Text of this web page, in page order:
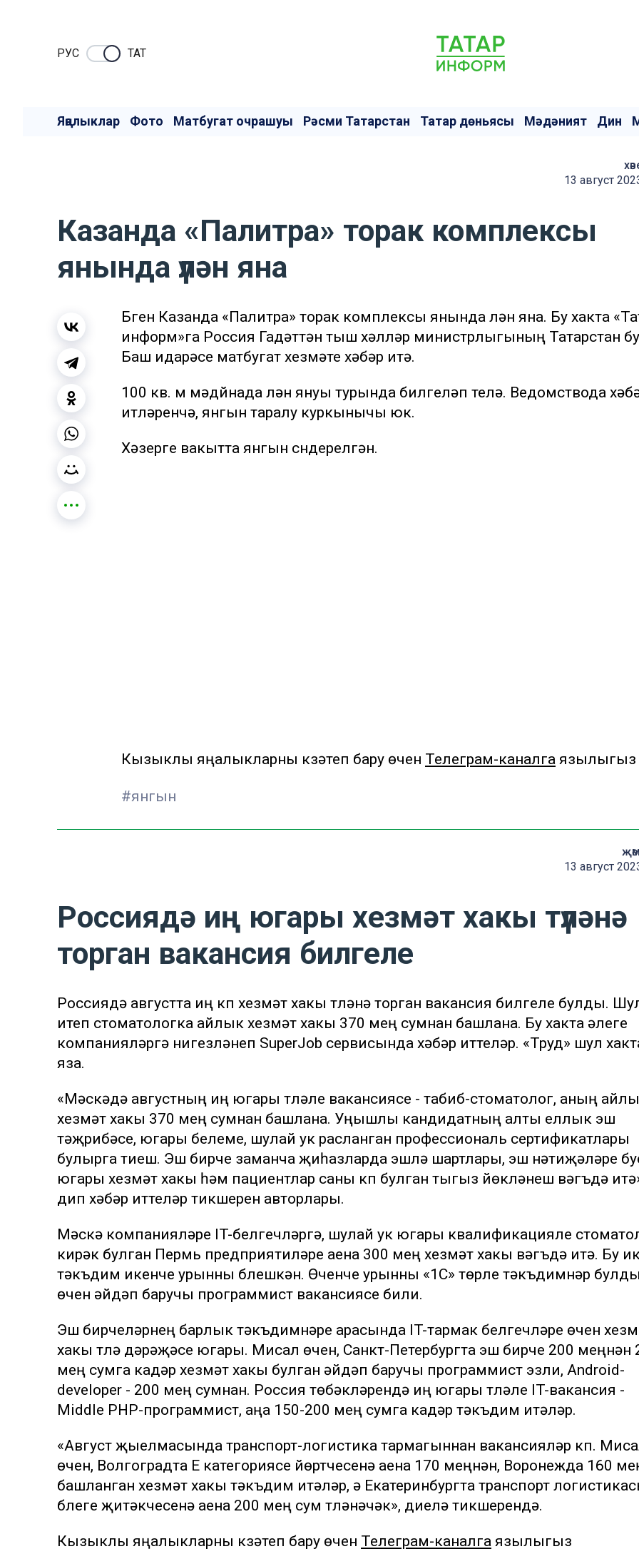
РУC ТАТ
Яңалыклар Фото Матбугат очрашуы Рәсми Татарстан Татар дөньясы Мәдәният Дин
13 август
Казанда «Палитра» торак комплексы
янында үлән яна
Бүген Казанда «Палитра» торак комплексы янында үлән яна. Бу хакта
информ»га Россия Гадәттән тыш хәлләр министрлыгының Татарстан
Баш идарәсе матбугат хезмәте хәбәр итә.
100 кв. м мәдйнада үлән януы турында билгеләп үтелә. Ведомствода
итүләренчә, янгын таралу куркынычы юк.
Хәзерге вакытта янгын сүндерелгән.
Кызыклы яңалыкларны күзәтеп бару өчен Телеграм-каналга язылыгыз
#янгын
13 август
Россиядә иң югары хезмәт хакы түләнә
торган вакансия билгеле
Россиядә августта иң күп хезмәт хакы түләнә торган вакансия билгеле булды.
итеп стоматологка айлык хезмәт хакы 370 мең сумнан башлана. Бу хакта әлеге
компанияләргә нигезләнеп SuperJob сервисында хәбәр иттеләр. «Труд» шул
яза.
«Мәскәүдә августның иң югары түләүле вакансиясе - табиб-стоматолог, аның
хезмәт хакы 370 мең сумнан башлана. Уңышлы кандидатның алты еллык эш
тәҗрибәсе, югары белеме, шулай ук расланган профессиональ сертификатлары
булырга тиеш. Эш бирүче заманча җиһазларда эшләү шартлары, эш нәтиҗәләре
югары хезмәт хакы һәм пациентлар саны күп булган тыгыз йөкләнеш вәгъдә
дип хәбәр иттеләр тикшеренү авторлары.
Мәскәү компанияләре IT-белгечләргә, шулай ук югары квалификацияле
кирәк булган Пермь предприятиләре аена 300 мең хезмәт хакы вәгъдә итә. Бу
тәкъдим икенче урынны бүлешкән. Өченче урынны «1С» төрле тәкъдимнәр
өчен әйдәп баручы программист вакансиясе били.
Эш бирүчеләрнең барлык тәкъдимнәре арасында IT-тармак белгечләре өчен
хакы түләү дәрәҗәсе югары. Мисал өчен, Санкт-Петербургта эш бирүче 200 меңнән
мең сумга кадәр хезмәт хакы булган әйдәп баручы программист эзли, Android-
developer - 200 мең сумнан. Россия төбәкләрендә иң югары түләүле IT-вакансия -
Middle PHP-программист, аңа 150-200 мең сумга кадәр тәкъдим итәләр.
«Август җыелмасында транспорт-логистика тармагыннан вакансияләр күп.
өчен, Волгоградта E категориясе йөртүчесенә аена 170 меңнән, Воронежда 160
башланган хезмәт хакы тәкъдим итәләр, ә Екатеринбургта транспорт
бүлеге җитәкчесенә аена 200 мең сум түләнәчәк», диелә тикшеренүдә.
Кызыклы яңалыкларны күзәтеп бару өчен Телеграм-каналга язылыгыз